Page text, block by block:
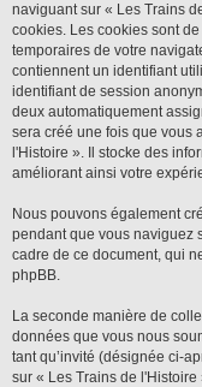
naviguant sur « Les Trains
cookies. Les cookies sont
temporaires de votre
contiennent un identifiant
identifiant de session
deux automatiquement
sera créé une fois que vous
l'Histoire ». Il stocke des
améliorant ainsi votre
Nous pouvons également
pendant que vous naviguez
cadre de ce document, qui
phpBB.
La seconde manière de
données que vous nous
tant qu’invité (désignée ci-
sur « Les Trains de